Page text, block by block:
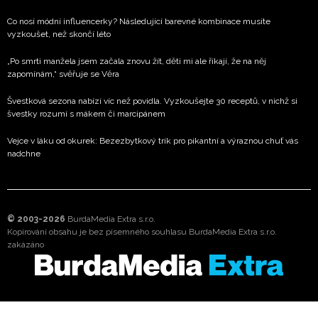
Co nosí módní influencerky? Následující barevné kombinace musíte
vyzkoušet, než skončí léto
„Po smrti manžela jsem začala znovu žít, děti mi ale říkají, že na něj
zapomínám,“ svěřuje se Věra
Švestková sezona nabízí víc než povidla. Vyzkoušejte 30 receptů, v nichž si
švestky rozumí s mákem či marcipánem
Vejce v láku od okurek: Bezezbytkový trik pro pikantní a výraznou chuť vás
nadchne
© 2003-2026 BurdaMedia Extra s.r.o.
Kopírování obsahu je bez písemného souhlasu BurdaMedia Extra s.r.o.
zakázáno